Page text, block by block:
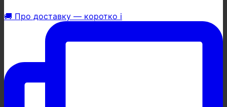
🚚 Про доставку — коротко і